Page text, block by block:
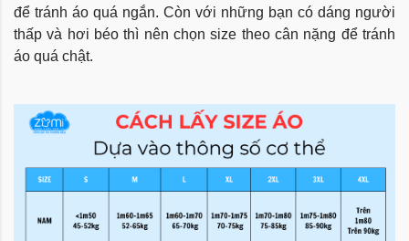
để tránh áo quá ngắn. Còn với những bạn có dáng người
thấp và hơi béo thì nên chọn size theo cân nặng để tránh
áo quá chật.